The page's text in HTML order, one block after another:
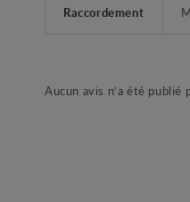
Raccordement
Aucun avis n'a été publié